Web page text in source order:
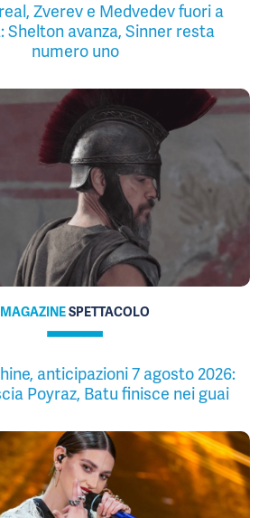
Zverev e Medvedev fuori a
Shelton avanza, Sinner resta
numero uno
MAGAZINESPETTACOLO
anticipazioni 7 agosto 2026:
Poyraz, Batu finisce nei guai